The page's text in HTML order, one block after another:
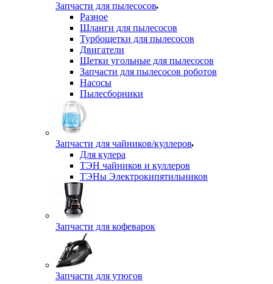
Запчасти для пылесосов
Разное
Шланги для пылесосов
Турбощетки для пылесосов
Двигатели
Щетки угольные для пылесосов
Запчасти для пылесосов роботов
Насосы
Пылесборники
Запчасти для чайников/куллеров
Для кулера
ТЭН чайников и куллеров
ТЭНы Электрокипятильников
Запчасти для кофеварок
Запчасти для утюгов